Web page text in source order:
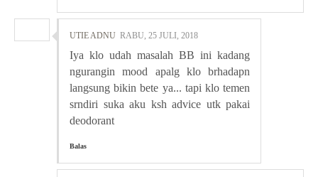
UTIE ADNU RABU, 25 JULI, 2018
Iya klo udah masalah BB ini kadang
ngurangin mood apalg klo brhadapn
langsung bikin bete ya... tapi klo temen
srndiri suka aku ksh advice utk pakai
deodorant
Balas